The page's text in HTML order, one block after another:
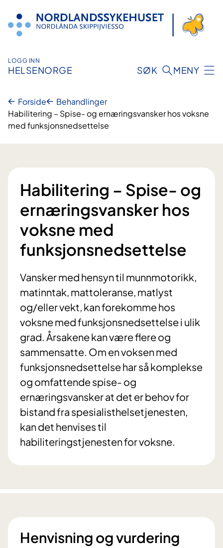
innhold
LOGG INN
HELSENORGE SØK MENY
Forside
Behandlinger
Habilitering – Spise- og ernæringsvansker hos voksne
med funksjonsnedsettelse
Habilitering – Spise- og
ernæringsvansker hos
voksne med
funksjonsnedsettelse
Vansker med hensyn til munnmotorikk,
matinntak, mattoleranse, matlyst
og/eller vekt, kan forekomme hos
voksne med funksjonsnedsettelse i ulik
grad. Årsakene kan være flere og
sammensatte. Om en voksen med
funksjonsnedsettelse har så komplekse
og omfattende spise- og
ernæringsvansker at det er behov for
bistand fra spesialisthelsetjenesten,
kan det henvises til
habiliteringstjenesten for voksne.
Henvisning og vurdering